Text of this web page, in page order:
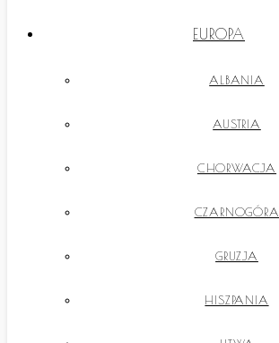
EUROPA
ALBANIA
AUSTRIA
CHORWACJA
CZARNOGÓRA
GRUZJA
HISZPANIA